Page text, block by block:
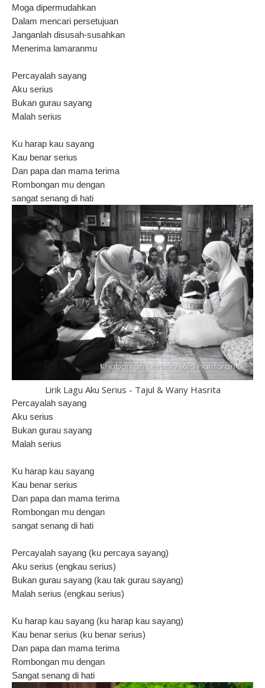
Moga dipermudahkan
Dalam mencari persetujuan
Janganlah disusah-susahkan
Menerima lamaranmu
Percayalah sayang
Aku serius
Bukan gurau sayang
Malah serius
Ku harap kau sayang
Kau benar serius
Dan papa dan mama terima
Rombongan mu dengan
sangat senang di hati
Lirik Lagu Aku Serius - Tajul & Wany Hasrita
Percayalah sayang
Aku serius
Bukan gurau sayang
Malah serius
Ku harap kau sayang
Kau benar serius
Dan papa dan mama terima
Rombongan mu dengan
sangat senang di hati
Percayalah sayang (ku percaya sayang)
Aku serius (engkau serius)
Bukan gurau sayang (kau tak gurau sayang)
Malah serius (engkau serius)
Ku harap kau sayang (ku harap kau sayang)
Kau benar serius (ku benar serius)
Dan papa dan mama terima
Rombongan mu dengan
Sangat senang di hati